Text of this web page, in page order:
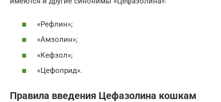
«Рефлин»;
«Амзолин»;
«Кефзол»;
«Цефоприд».
Правила введения Цефазолина кошкам